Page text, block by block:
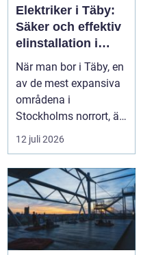
Elektriker i Täby:
Säker och effektiv
elinstallation i
norrort
När man bor i Täby, en
av de mest expansiva
områdena i
Stockholms norrort, är
b...
12 juli 2026